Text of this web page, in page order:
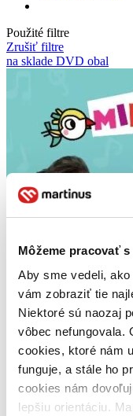
Môžeme pracovať
Aby sme vedeli,
vám zobraziť tie
Niektoré sú naozaj
vôbec nefungovala.
cookies, ktoré nám
funguje, a stále ho
cookies nám
lepšiu orientáciu.
Použité filtre
Zrušiť filtre
na sklade DVD obal